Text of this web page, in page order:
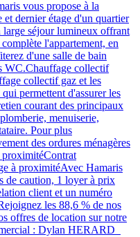
vous propose à la
et dernier étage d'un quartier
large séjour lumineux offrant
l'appartement, en
d'une salle de bain
WC.Chauffage collectif
collectif gaz et les
permettent d'assurer les
courant des principaux
menuiserie,
Pour plus
des ordures ménagères
proximitéContrat
à proximitéAvec Hamaris
de caution, 1 loyer à prix
client et un numéro
les 88,6 % de nos
offres de location sur notre
: Dylan HERARD